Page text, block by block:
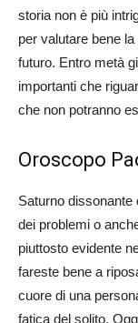
storia non è più
per valutare bene
futuro. Entro metà
importanti che
che non potranno
Oroscopo
Saturno
dei problemi o
piuttosto evidente
fareste bene a
cuore di una
fatica del solito.